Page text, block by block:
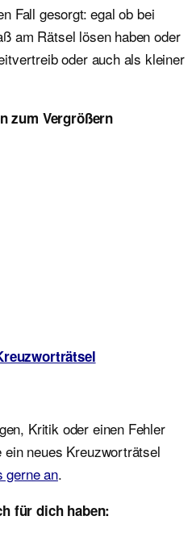
Fall gesorgt: egal ob bei
am Rätsel lösen haben oder
oder auch als kleiner
zum Vergrößern
Kritik oder einen Fehler
neues Kreuzworträtsel
gerne an.
für dich haben: